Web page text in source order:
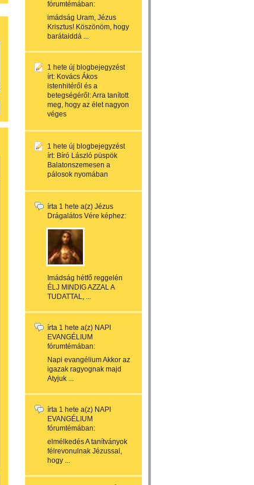
fórumtémában:
imádság Uram, Jézus
Krisztus! Köszönöm, hogy
barátaiddá ...
1 hete új blogbejegyzést
írt: Kovács Ákos
istenhitéről és a
betegségéről: Arra tanított
meg, hogy az élet nagyon
véges
1 hete új blogbejegyzést
írt: Bíró László püspök
Balatonszemesen a
pálosok nyomában
írta 1 hete a(z) Jézus
Drágalátos Vére képhez:
Imádság hétfő reggelén
ÉLJ MINDIG AZZAL A
TUDATTAL, ...
írta 1 hete a(z) NAPI
EVANGÉLIUM
fórumtémában:
Napi evangélium Akkor az
igazak ragyognak majd
Atyjuk ...
írta 1 hete a(z) NAPI
EVANGÉLIUM
fórumtémában:
elmélkedés A tanítványok
félrevonulnak Jézussal,
hogy ...